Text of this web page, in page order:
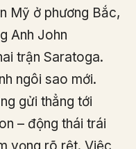
Mỹ ở phương Bắc,
Anh John
trận Saratoga.
ngôi sao mới.
gửi thẳng tới
– động thái trái